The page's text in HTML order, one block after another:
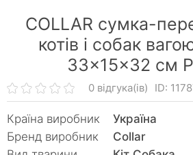
COLLAR cумка-
котів і собак
33×15×32 см
0 відгука(ів) ID:
Країна виробник
Україна
Бренд виробник
Collar